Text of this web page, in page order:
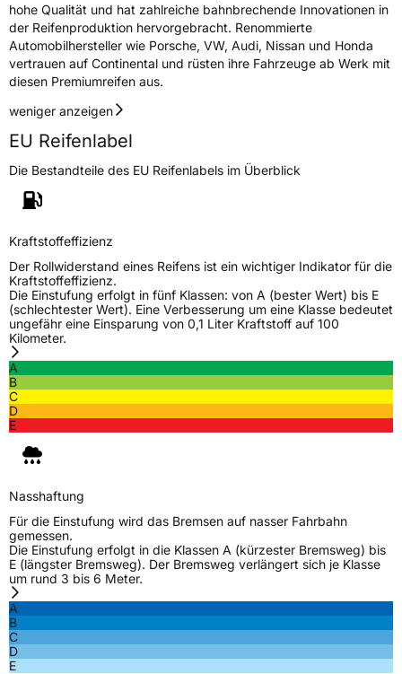
hohe Qualität und hat zahlreiche bahnbrechende Innovationen in
der Reifenproduktion hervorgebracht. Renommierte
Automobilhersteller wie Porsche, VW, Audi, Nissan und Honda
vertrauen auf Continental und rüsten ihre Fahrzeuge ab Werk mit
diesen Premiumreifen aus.
weniger anzeigen
EU Reifenlabel
Die Bestandteile des EU Reifenlabels im Überblick
Kraftstoffeffizienz
Der Rollwiderstand eines Reifens ist ein wichtiger Indikator für die
Kraftstoffeffizienz.
Die Einstufung erfolgt in fünf Klassen: von A (bester Wert) bis E
(schlechtester Wert). Eine Verbesserung um eine Klasse bedeutet
ungefähr eine Einsparung von 0,1 Liter Kraftstoff auf 100
Kilometer.
A
B
C
D
E
Nasshaftung
Für die Einstufung wird das Bremsen auf nasser Fahrbahn
gemessen.
Die Einstufung erfolgt in die Klassen A (kürzester Bremsweg) bis
E (längster Bremsweg). Der Bremsweg verlängert sich je Klasse
um rund 3 bis 6 Meter.
A
B
C
D
E